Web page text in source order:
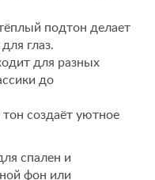
подтон делает
глаз.
для разных
до
создаёт уютное
спален и
фон или